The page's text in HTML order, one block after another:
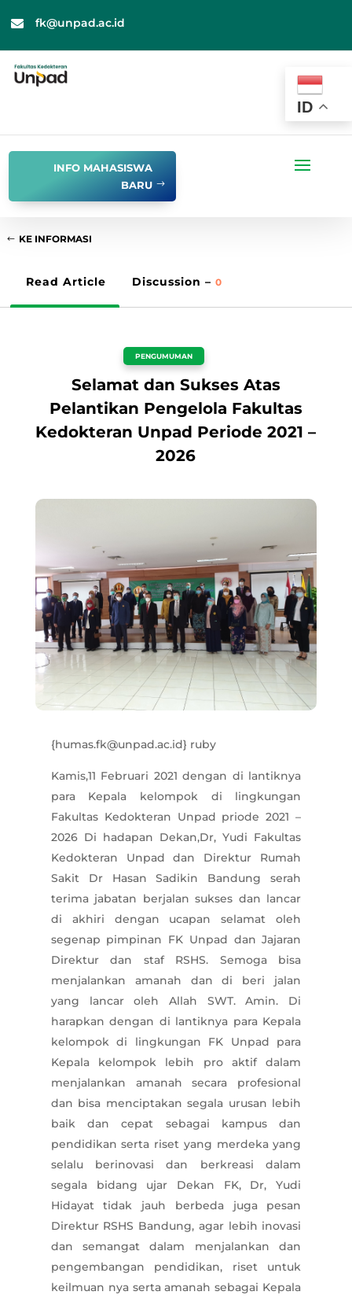
 fk@unpad.ac.id
ID
INFO MAHASISWA
BARU
KE INFORMASI
Read Article Discussion – 0
PENGUMUMAN
Selamat dan Sukses Atas
Pelantikan Pengelola Fakultas
Kedokteran Unpad Periode 2021 –
2026
{humas.fk@unpad.ac.id} ruby
Kamis,11 Februari 2021 dengan di lantiknya
para Kepala kelompok di lingkungan
Fakultas Kedokteran Unpad priode 2021 –
2026 Di hadapan Dekan,Dr, Yudi Fakultas
Kedokteran Unpad dan Direktur Rumah
Sakit Dr Hasan Sadikin Bandung serah
terima jabatan berjalan sukses dan lancar
di akhiri dengan ucapan selamat oleh
segenap pimpinan FK Unpad dan Jajaran
Direktur dan staf RSHS. Semoga bisa
menjalankan amanah dan di beri jalan
yang lancar oleh Allah SWT. Amin. Di
harapkan dengan di lantiknya para Kepala
kelompok di lingkungan FK Unpad para
Kepala kelompok lebih pro aktif dalam
menjalankan amanah secara profesional
dan bisa menciptakan segala urusan lebih
baik dan cepat sebagai kampus dan
pendidikan serta riset yang merdeka yang
selalu berinovasi dan berkreasi dalam
segala bidang ujar Dekan FK, Dr, Yudi
Hidayat tidak jauh berbeda juga pesan
Direktur RSHS Bandung, agar lebih inovasi
dan semangat dalam menjalankan dan
pengembangan pendidikan, riset untuk
keilmuan nya serta amanah sebagai Kepala